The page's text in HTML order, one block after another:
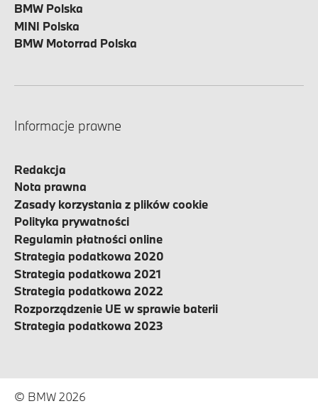
BMW Polska
MINI Polska
BMW Motorrad Polska
Informacje prawne
Redakcja
Nota prawna
Zasady korzystania z plików cookie
Polityka prywatności
Regulamin płatności online
Strategia podatkowa 2020
Strategia podatkowa 2021
Strategia podatkowa 2022
Rozporządzenie UE w sprawie baterii
Strategia podatkowa 2023
© BMW 2026